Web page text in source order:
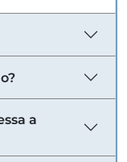
a